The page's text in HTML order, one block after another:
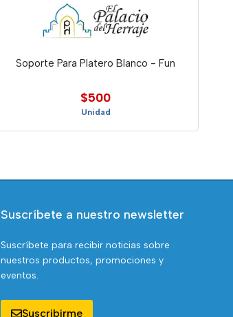
Soporte Para Platero Blanco - Fun
$500
Unidad
Suscríbete a nuestro newsletter
Suscríbete para recibir noticias sobre
nuestros productos, promociones y
eventos.
Suscribirme